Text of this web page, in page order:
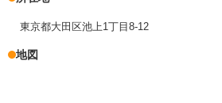
東京都大田区池上1丁目8-12
地図